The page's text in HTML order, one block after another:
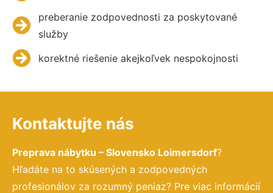
preberanie zodpovednosti za poskytované
služby
korektné riešenie akejkoľvek nespokojnosti
Kontaktujte nás
Preprava nábytku – Slovensko Loimersdorf?
Hľadáte na to skúsených a zodpovedných
profesionálov za rozumný peniaz? Pre viac informácií